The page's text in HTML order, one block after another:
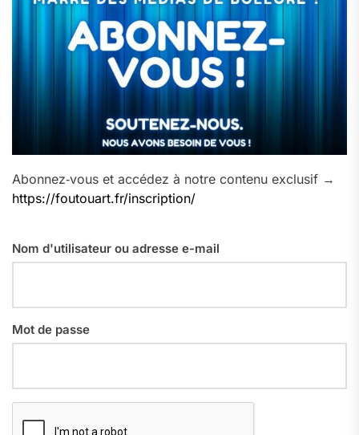
Abonnez‑vous et accédez à notre contenu exclusif →
https://foutouart.fr/inscription/
Nom d'utilisateur ou adresse e-mail
Mot de passe